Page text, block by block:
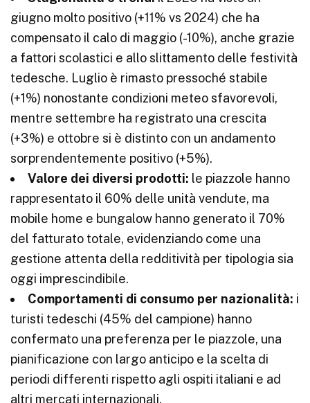
giugno molto positivo (+11% vs 2024) che ha
compensato il calo di maggio (-10%), anche grazie
a fattori scolastici e allo slittamento delle festività
tedesche. Luglio è rimasto pressoché stabile
(+1%) nonostante condizioni meteo sfavorevoli,
mentre settembre ha registrato una crescita
(+3%) e ottobre si è distinto con un andamento
sorprendentemente positivo (+5%).
Valore dei diversi prodotti: le piazzole hanno
rappresentato il 60% delle unità vendute, ma
mobile home e bungalow hanno generato il 70%
del fatturato totale, evidenziando come una
gestione attenta della redditività per tipologia sia
oggi imprescindibile.
Comportamenti di consumo per nazionalità: i
turisti tedeschi (45% del campione) hanno
confermato una preferenza per le piazzole, una
pianificazione con largo anticipo e la scelta di
periodi differenti rispetto agli ospiti italiani e ad
altri mercati internazionali.